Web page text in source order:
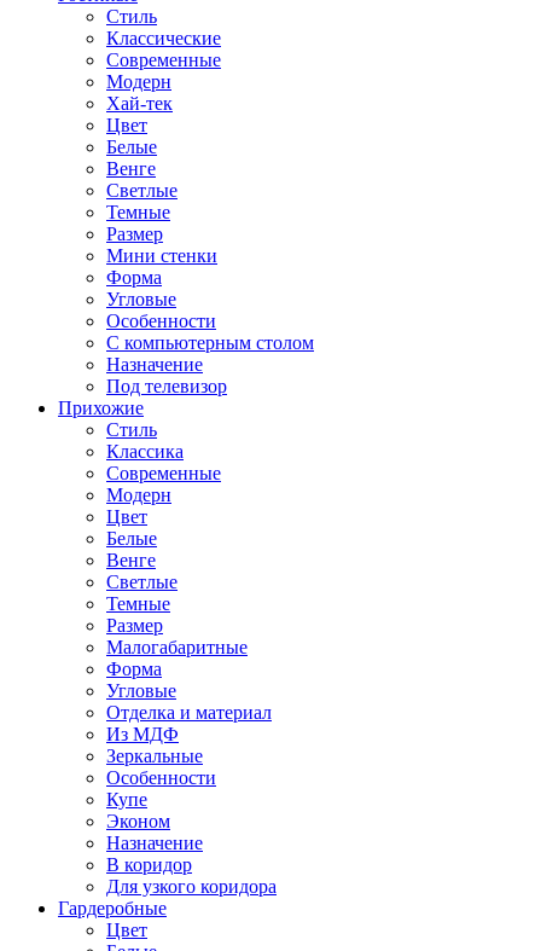
Стиль
Классические
Современные
Модерн
Хай-тек
Цвет
Белые
Венге
Светлые
Темные
Размер
Мини стенки
Форма
Угловые
Особенности
С компьютерным столом
Назначение
Под телевизор
Прихожие
Стиль
Классика
Современные
Модерн
Цвет
Белые
Венге
Светлые
Темные
Размер
Малогабаритные
Форма
Угловые
Отделка и материал
Из МДФ
Зеркальные
Особенности
Купе
Эконом
Назначение
В коридор
Для узкого коридора
Гардеробные
Цвет